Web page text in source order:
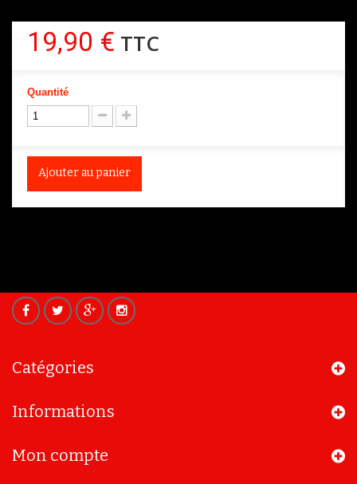
19,90 € TTC
Quantité
Ajouter au panier
Catégories
Informations
Mon compte